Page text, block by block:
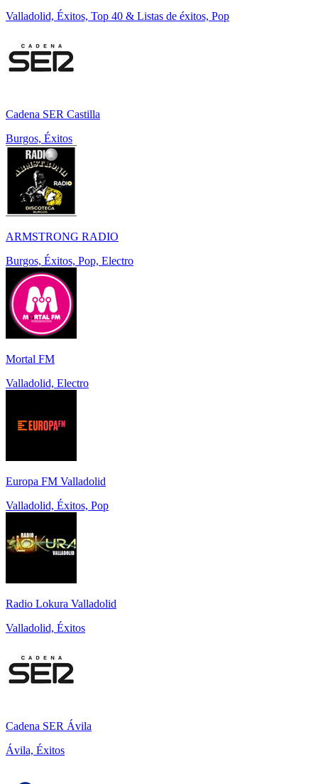
Valladolid, Éxitos, Top 40 & Listas de éxitos, Pop
Cadena SER Castilla
Burgos, Éxitos
ARMSTRONG RADIO
Burgos, Éxitos, Pop, Electro
Mortal FM
Valladolid, Electro
Europa FM Valladolid
Valladolid, Éxitos, Pop
Radio Lokura Valladolid
Valladolid, Éxitos
Cadena SER Ávila
Ávila, Éxitos